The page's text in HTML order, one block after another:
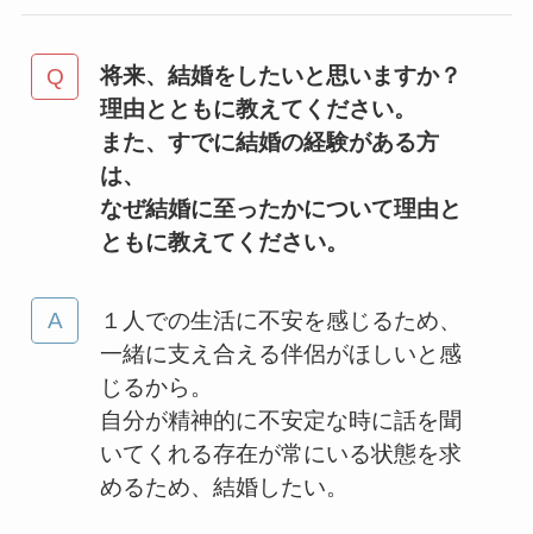
将来、結婚をしたいと思いますか？
理由とともに教えてください。
また、すでに結婚の経験がある方
は、
なぜ結婚に至ったかについて理由と
ともに教えてください。
１人での生活に不安を感じるため、
一緒に支え合える伴侶がほしいと感
じるから。
自分が精神的に不安定な時に話を聞
いてくれる存在が常にいる状態を求
めるため、結婚したい。